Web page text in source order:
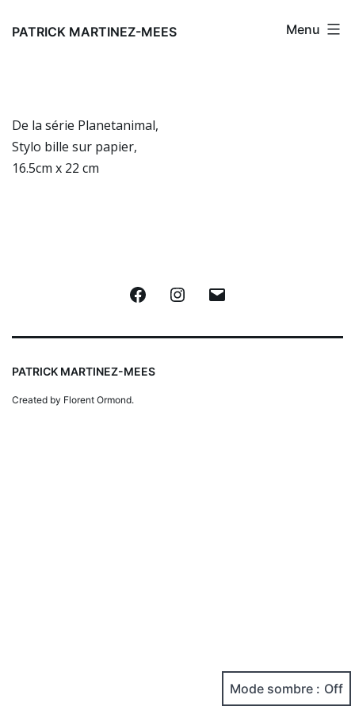
auPATRICK MARTINEZ-MEES Menu
De la série Planetanimal,
Stylo bille sur papier,
16.5cm x 22 cm
FacebookInstagram
PATRICK MARTINEZ-MEES
Created by Florent Ormond.
Mode sombre :